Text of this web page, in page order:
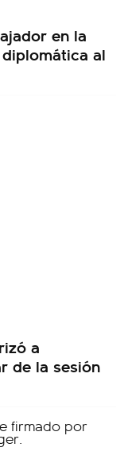
en la
al
a
de la sesión